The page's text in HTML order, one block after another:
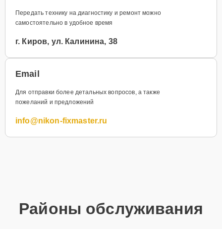
Передать технику на диагностику и ремонт можно
самостоятельно в удобное время
г. Киров, ул. Калинина, 38
Email
Для отправки более детальных вопросов, а также
пожеланий и предложений
info@nikon-fixmaster.ru
Районы обслуживания